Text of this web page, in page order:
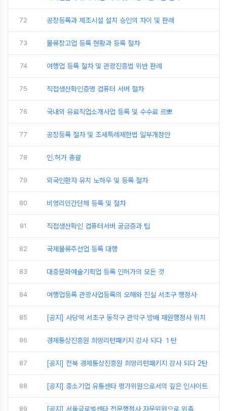
72 공장등록과 제조시설 설치 승인의 차이 및 판례
73 물류창고업 등록 현황과 등록 절차
74 여행업 등록 절차 및 관광진흥법 위반 판례
75 직접생산확인증명 컴퓨터 서버 절차
76 국내외 유료직업소개사업 등록 및 수수료 르뽀
77 공장등록 절차 및 조세특례제한법 일부개정안
78 인.허가 총괄
79 외국인환자 유치 노하우 및 등록 절차
80 비영리민간단체 등록 및 절차
81 직접생산확인 컴퓨터서버 궁금증과 팁
82 국제물류주선업 등록 대행
83 대중문화예술기획업 등록 인허가의 모든 것
84 여행업등록 관광사업등록의 오해와 진실 서초구 행정사
85 [공지] 사당역 서초구 동작구 관악구 방배 재원행정사 위치
86 경제통상진흥원 희망리턴패키지 강사 되다 １탄
87 [공지] 전북 경제통상진흥원 희망리턴패키지 강사 되다 2탄
88 [공지] 중소기업 유통센타 평가위원으로서의 깊은 인사이트
89 [공지] 서울글로벌센타 전문행정사 자문위원으로 위촉